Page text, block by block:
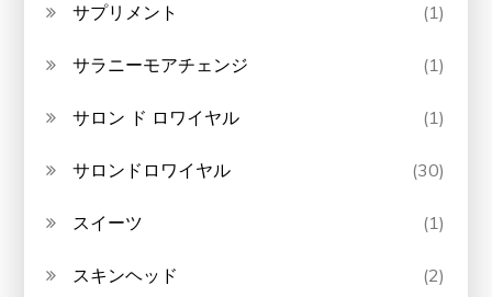
サプリメント (1)
サラニーモアチェンジ (1)
サロン ド ロワイヤル (1)
サロンドロワイヤル (30)
スイーツ (1)
スキンヘッド (2)